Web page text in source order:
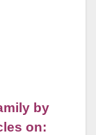
by
on: